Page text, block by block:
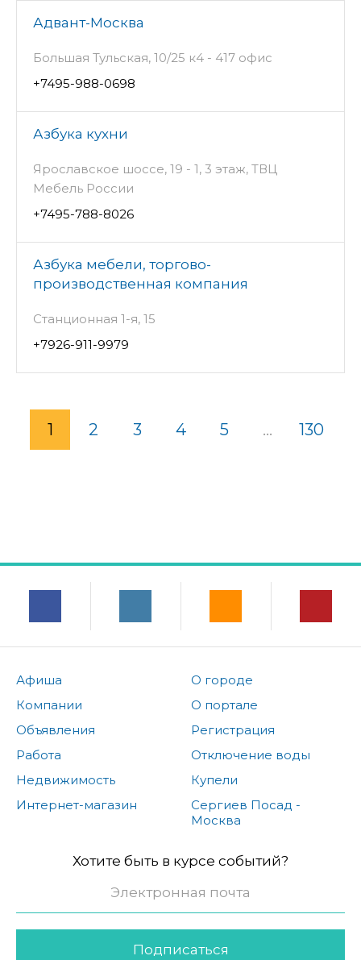
Адвант-Москва
Большая Тульская, 10/25 к4 - 417 офис
+7495-988-0698
Азбука кухни
Ярославское шоссе, 19 - 1, 3 этаж, ТВЦ
Мебель России
+7495-788-8026
Азбука мебели, торгово-
производственная компания
Станционная 1-я, 15
+7926-911-9979
1 2 3 4 5 ... 130
Афиша
Компании
Объявления
Работа
Недвижимость
Интернет-магазин
О городе
О портале
Регистрация
Отключение воды
Купели
Сергиев Посад -
Москва
Хотите быть в курсе событий?
Подписаться